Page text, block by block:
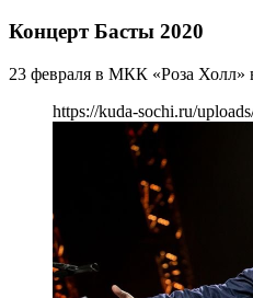
Концерт Басты 2020
23 февраля в МКК «Роза Холл»
https://kuda-sochi.ru/